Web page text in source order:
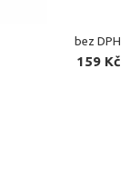
bez DPH
159 Kč